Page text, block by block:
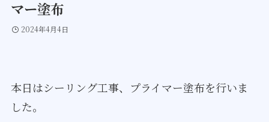
マー塗布
2024年4月4日
本日はシーリング工事、プライマー塗布を行いま
した。